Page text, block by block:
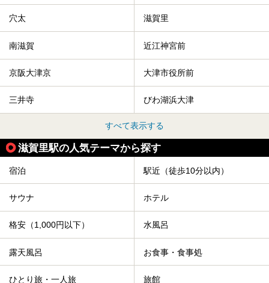
穴太 滋賀里
南滋賀 近江神宮前
京阪大津京 大津市役所前
三井寺 びわ湖浜大津
すべて表示する
滋賀里駅の人気テーマから探す
宿泊 駅近（徒歩10分以内）
サウナ ホテル
格安（1,000円以下） 水風呂
露天風呂 お食事・食事処
ひとり旅・一人旅 旅館